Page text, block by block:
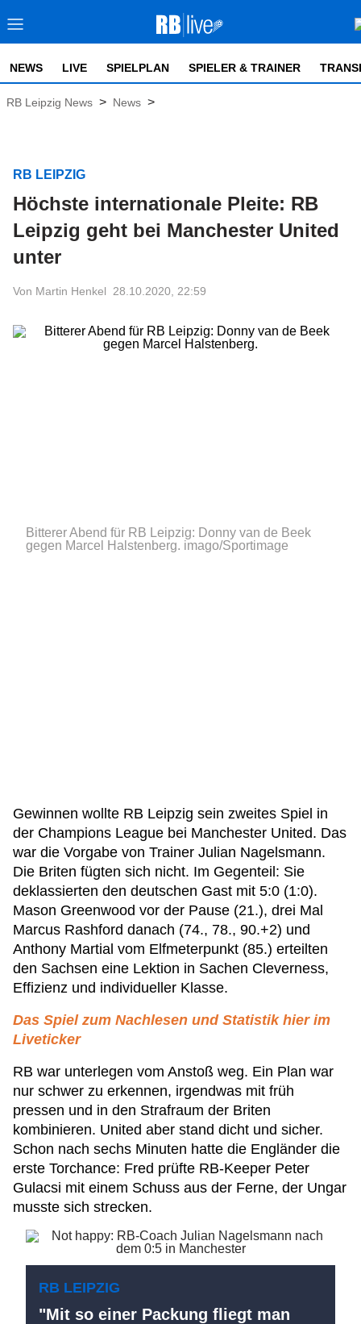
NEWS LIVE SPIELPLAN SPIELER & TRAINER
RB Leipzig News > News >
RB LEIPZIG
Höchste internationale Pleite: RB
Leipzig geht bei Manchester United
unter
Von Martin Henkel 28.10.2020, 22:59
Bitterer Abend für RB Leipzig: Donny van de Beek
gegen Marcel Halstenberg. imago/Sportimage
Gewinnen wollte RB Leipzig sein zweites Spiel in
der Champions League bei Manchester United. Das
war die Vorgabe von Trainer Julian Nagelsmann.
Die Briten fügten sich nicht. Im Gegenteil: Sie
deklassierten den deutschen Gast mit 5:0 (1:0).
Mason Greenwood vor der Pause (21.), drei Mal
Marcus Rashford danach (74., 78., 90.+2) und
Anthony Martial vom Elfmeterpunkt (85.) erteilten
den Sachsen eine Lektion in Sachen Cleverness,
Effizienz und individueller Klasse.
Das Spiel zum Nachlesen und Statistik hier im
Liveticker
RB war unterlegen vom Anstoß weg. Ein Plan war
nur schwer zu erkennen, irgendwas mit früh
pressen und in den Strafraum der Briten
kombinieren. United aber stand dicht und sicher.
Schon nach sechs Minuten hatte die Engländer die
erste Torchance: Fred prüfte RB-Keeper Peter
Gulacsi mit einem Schuss aus der Ferne, der Ungar
musste sich strecken.
RB LEIPZIG
"Mit so einer Packung fliegt man